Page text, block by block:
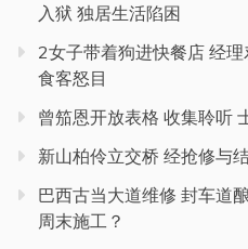
入狱 独居生活陷困
2女子带着狗进快餐店 经
食客怒目
曾笳恩开放表格 收集聆听
新山柏伶立交桥 经抢修与
巴西古当大道维修 封车道
周末施工？